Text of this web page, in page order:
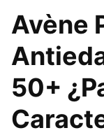
Avène
50+